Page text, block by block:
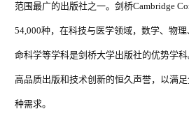
范围最广的出版社之一。剑桥Cambridge
54,000种，在科技与医学领域，数学、物
命科学等学科是剑桥大学出版社的优势学
高品质出版和技术创新的恒久声誉，以满
种需求。